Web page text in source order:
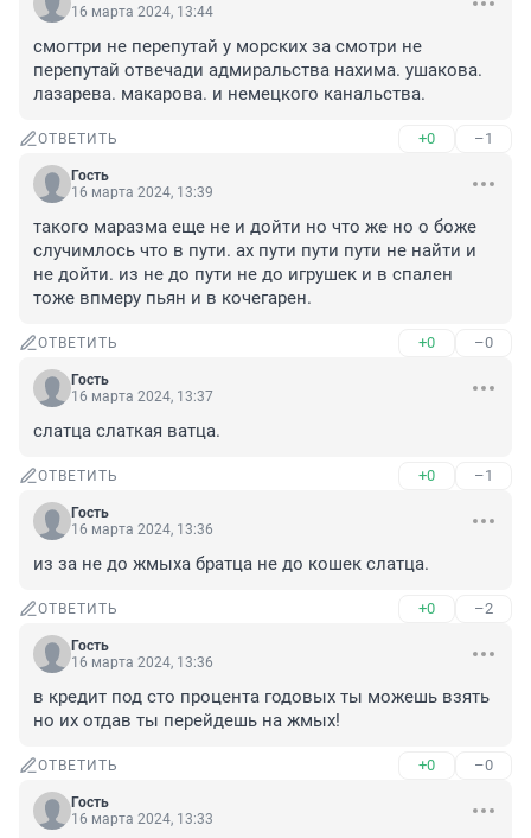
16 марта 2024, 13:44
смогтри не перепутай у морских за смотри не
перепутай отвечади адмиральства нахима. ушакова.
лазарева. макарова. и немецкого канальства.
ОТВЕТИТЬ +0 –1
Гость
16 марта 2024, 13:39
такого маразма еще не и дойти но что же но о боже
случимлось что в пути. ах пути пути пути не найти и
не дойти. из не до пути не до игрушек и в спален
тоже впмеру пьян и в кочегарен.
ОТВЕТИТЬ +0 –0
Гость
16 марта 2024, 13:37
слатца слаткая ватца.
ОТВЕТИТЬ +0 –1
Гость
16 марта 2024, 13:36
из за не до жмыха братца не до кошек слатца.
ОТВЕТИТЬ +0 –2
Гость
16 марта 2024, 13:36
в кредит под сто процента годовых ты можешь взять
но их отдав ты перейдешь на жмых!
ОТВЕТИТЬ +0 –0
Гость
16 марта 2024, 13:33